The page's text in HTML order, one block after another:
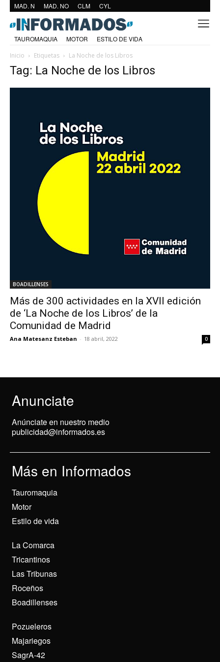
MAD. N MAD. NO CLM CYL
TAUROMAQUIA MOTOR
ESTILO DE VIDA
Inicio
Etiquetas La Noche de los Libros
Tag: La Noche de los Libros
BOADILLENSES
Más de 300 actividades en la XVII edición
de ‘La Noche de los Libros’ de la
Comunidad de Madrid
Ana Matesanz Esteban - 18 abril, 2022 0
Anunciate
Anúnciate en nuestro medio
publicidad@informados.es
Más en Informados
Tauromaquia
Motor
Estilo de vida
La Comarca
Tricantinos
Las Tribunas
Roceños
Boadillenses
Pozueleros
Majariegos
SagrA-42